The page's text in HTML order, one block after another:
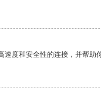
度和安全性的连接，并帮助